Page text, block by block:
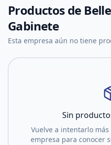
Productos de
Gabinete
Esta empresa aún no tiene
Sin
Vuelve a intentarlo
empresa para conocer